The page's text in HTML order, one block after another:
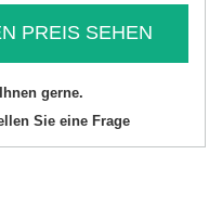
PREIS SEHEN
gerne.
Sie eine Frage